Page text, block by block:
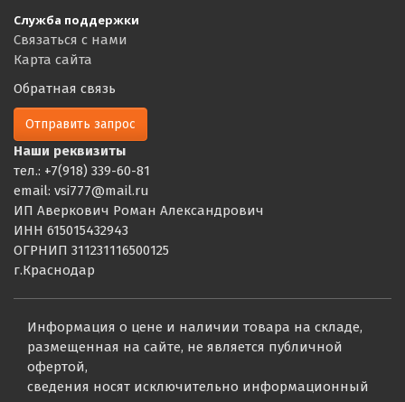
Служба поддержки
Связаться с нами
Карта сайта
Обратная связь
Отправить запрос
Наши реквизиты
тел.: +7(918) 339-60-81
email: vsi777@mail.ru
ИП Аверкович Роман Александрович
ИНН 615015432943
ОГРНИП 311231116500125
г.Краснодар
Информация о цене и наличии товара на складе,
размещенная на сайте, не является публичной
офертой,
сведения носят исключительно информационный